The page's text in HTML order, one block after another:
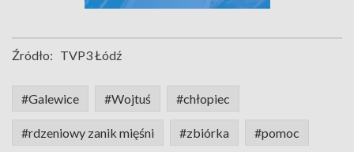
Źródło: TVP3 Łódź
#Galewice #Wojtuś #chłopiec
#rdzeniowy zanik mięśni #zbiórka #pomoc